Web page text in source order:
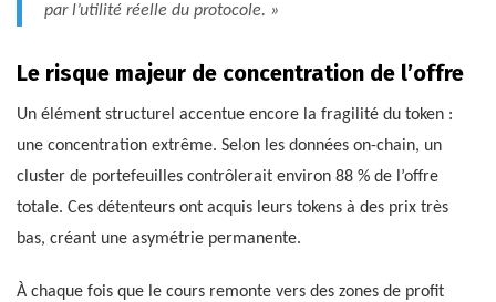
par l’utilité réelle du protocole. »
Le risque majeur de concentration de l’offre
Un élément structurel accentue encore la fragilité du token :
une concentration extrême. Selon les données on-chain, un
cluster de portefeuilles contrôlerait environ 88 % de l’offre
totale. Ces détenteurs ont acquis leurs tokens à des prix très
bas, créant une asymétrie permanente.
À chaque fois que le cours remonte vers des zones de profit